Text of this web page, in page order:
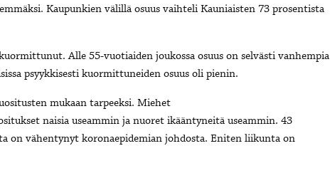
Kaupunkien välillä osuus vaihteli Kauniaisten 73 prosentista
Alle 55-vuotiaiden joukossa osuus on selvästi vanhempia
psyykkisesti kuormittuneiden osuus oli pienin.
mukaan tarpeeksi. Miehet
naisia useammin ja nuoret ikääntyneitä useammin. 43
on vähentynyt koronaepidemian johdosta. Eniten liikunta on